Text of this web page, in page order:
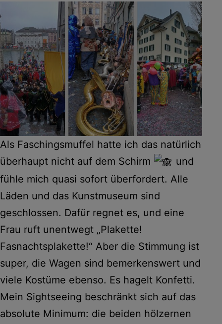
Als Faschingsmuffel hatte ich das natürlich
überhaupt nicht auf dem Schirm
und
fühle mich quasi sofort überfordert. Alle
Läden und das Kunstmuseum sind
geschlossen. Dafür regnet es, und eine
Frau ruft unentwegt „Plakette!
Fasnachtsplakette!“ Aber die Stimmung ist
super, die Wagen sind bemerkenswert und
viele Kostüme ebenso. Es hagelt Konfetti.
Mein Sightseeing beschränkt sich auf das
absolute Minimum: die beiden hölzernen